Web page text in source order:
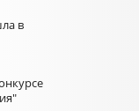
в